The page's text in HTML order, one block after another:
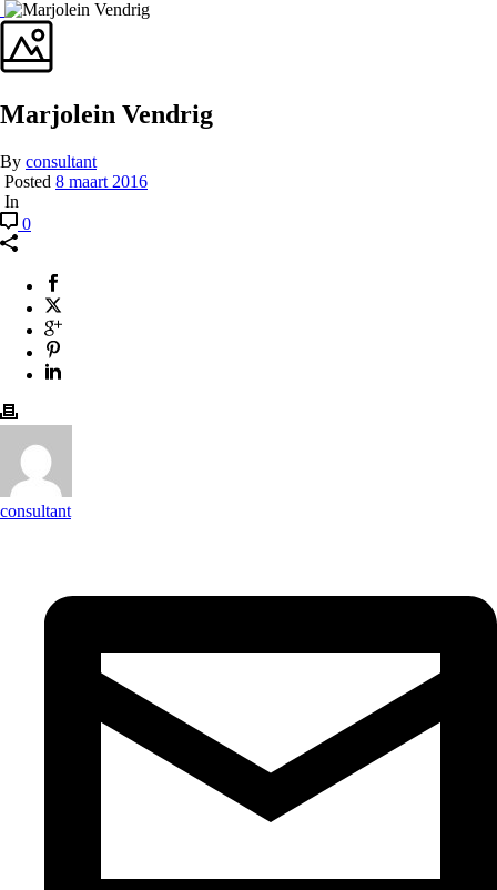
Marjolein Vendrig
By consultant
Posted 8 maart 2016
In
0
consultant